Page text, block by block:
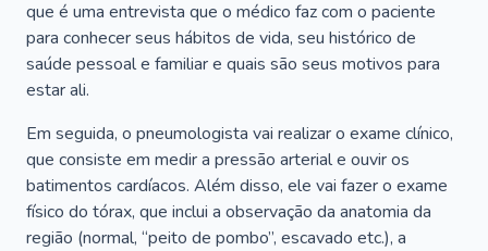
que é uma entrevista que o médico faz com o paciente
para conhecer seus hábitos de vida, seu histórico de
saúde pessoal e familiar e quais são seus motivos para
estar ali.
Em seguida, o pneumologista vai realizar o exame clínico,
que consiste em medir a pressão arterial e ouvir os
batimentos cardíacos. Além disso, ele vai fazer o exame
físico do tórax, que inclui a observação da anatomia da
região (normal, “peito de pombo”, escavado etc.), a